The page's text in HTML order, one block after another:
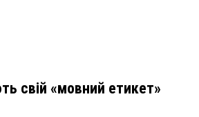
свій «мовний етикет»